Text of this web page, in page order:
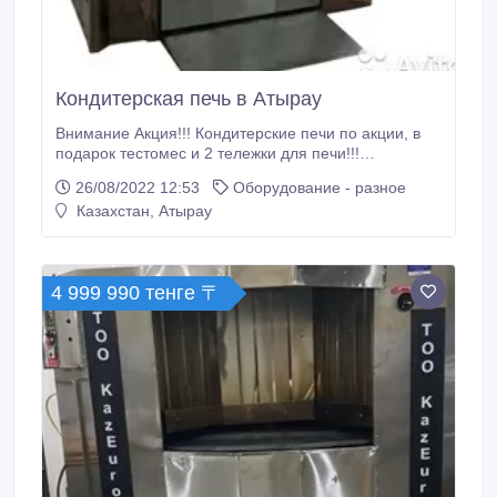
Кондитерская печь в Атырау
Внимание Акция!!! Кондитерские печи по акции, в
подарок тестомес и 2 тележки для печи!!!
месяцев гарантии, сервисное обслуживание,
монтаж, бесплатная доставка в любой город
(60*40см).
26/08/2022 12:53
Оборудование - разное
Казахстан, Атырау
4 999 990 тенге 〒